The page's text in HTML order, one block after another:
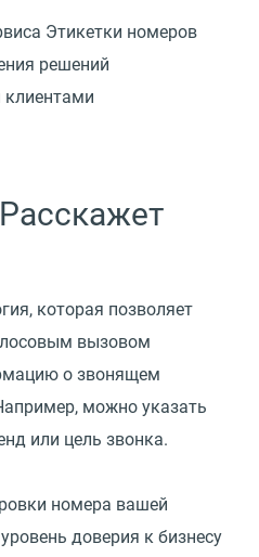
Этикетки номеров
решений
клиентами
которая позволяет
вызовом
о звонящем
можно указать
или цель звонка.
номера вашей
доверия к бизнесу